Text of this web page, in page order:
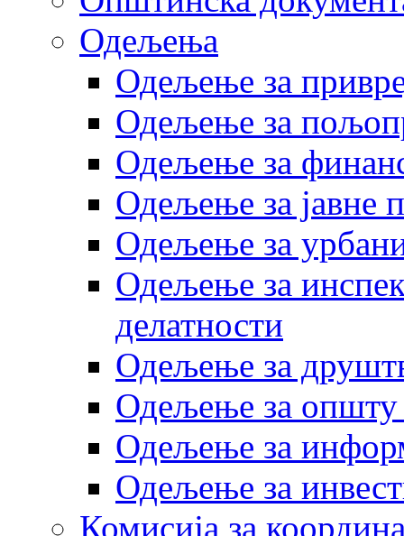
Одељења
Одељење за
Одељење за
Одељење за
Одељење за јавне
Одељење за
Одељење за
делатности
Одељење за
Одељење за општу
Одељење за
Одељење за
Комисија за